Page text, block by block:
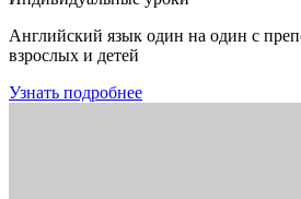
Английский язык один на один с
взрослых и детей
Узнать подробнее